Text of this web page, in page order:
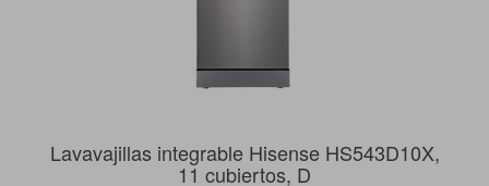
Lavavajillas integrable Hisense HS543D10X,
11 cubiertos, D